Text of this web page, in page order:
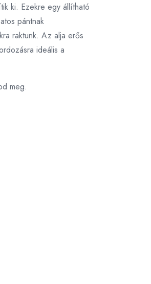
ki. Ezekre egy állítható
pántnak
raktunk. Az alja erős
ideális a
meg.